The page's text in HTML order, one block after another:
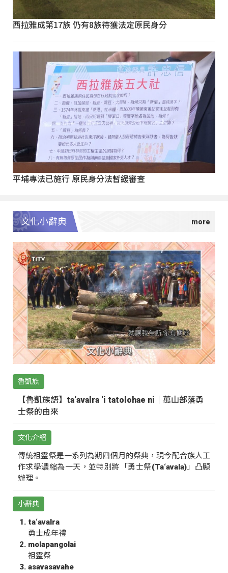
西拉雅成第17族 仍有8族待獲法定原民身分
平埔專法已施行 原民身分法暫緩審查
文化小辭典
魯凱族
【魯凱族語】ta‘avalra ‘i tatolohae ni｜萬山部落勇
士祭的由來
文化介紹
傳統祖靈祭是一系列為期四個月的祭典，現今配合族人工
作求學濃縮為一天，並特別將「勇士祭(Ta‘avala)」凸顯
辦理。
小辭典
ta‘avalra
勇士成年禮
molapangolai
祖靈祭
asavasavahe